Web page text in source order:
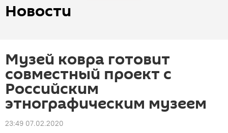
Новости
Музей ковра готовит
совместный проект с
Российским
этнографическим музеем
23:49 07.02.2020